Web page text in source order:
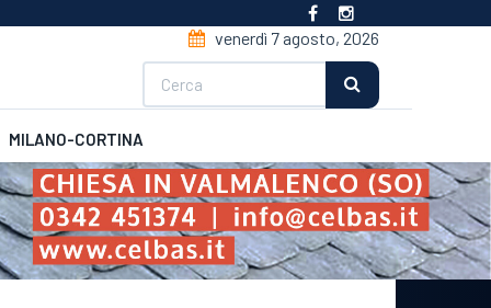
venerdì 7 agosto, 2026
CSI Futsal
MILANO-CORTINA